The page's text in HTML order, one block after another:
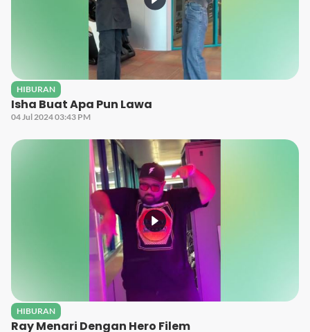
HIBURAN
Isha Buat Apa Pun Lawa
04 Jul 2024 03:43 PM
HIBURAN
Ray Menari Dengan Hero Filem